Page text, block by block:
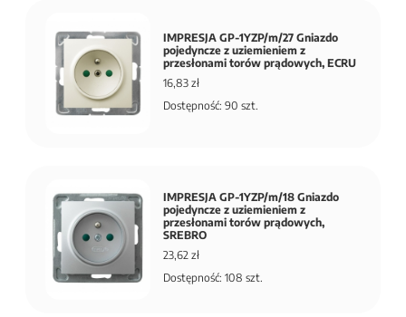
IMPRESJA GP-1YZP/m/27 Gniazdo
pojedyncze z uziemieniem z
przesłonami torów prądowych, ECRU
16,83 zł
Dostępność: 90 szt.
IMPRESJA GP-1YZP/m/18 Gniazdo
pojedyncze z uziemieniem z
przesłonami torów prądowych,
SREBRO
23,62 zł
Dostępność: 108 szt.